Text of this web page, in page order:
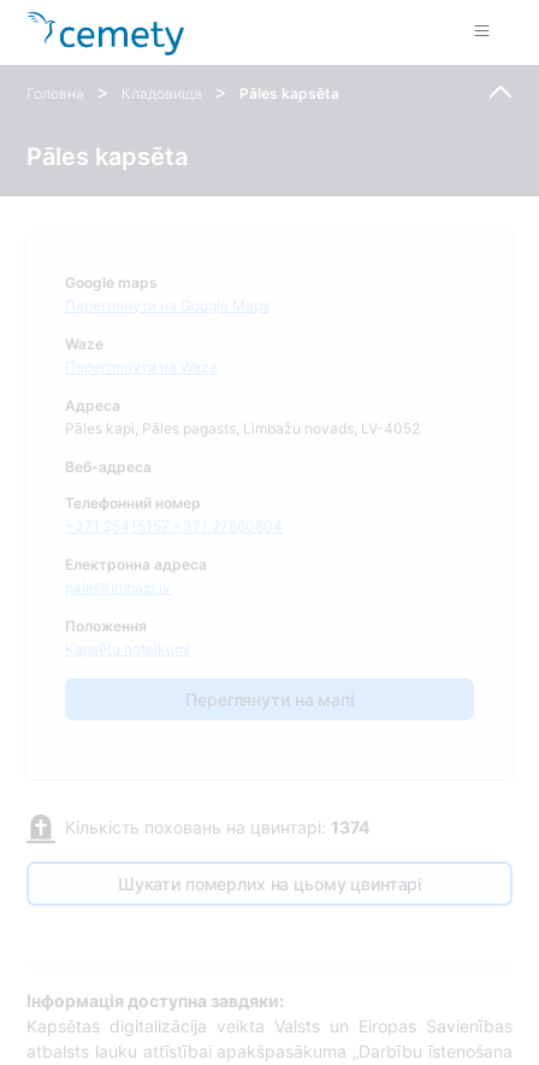
Головна > Кладовища > Pāles kapsēta
Pāles kapsēta
Google maps
Переглянути на Google Maps
Waze
Переглянути на Waze
Адреса
Pāles kapi, Pāles pagasts, Limbažu novads, LV-4052
Веб-адреса
Телефонний номер
+371 25415157 +371 27860804
Електронна адреса
pale@limbazi.lv
Положення
Kapsētu noteikumi
Переглянути на мапі
Кількість поховань на цвинтарі: 1374
Шукати померлих на цьому цвинтарі
Інформація доступна завдяки:
Kapsētas digitalizācija veikta Valsts un Eiropas Savienības
atbalsts lauku attīstībai apakšpasākuma „Darbību īstenošana